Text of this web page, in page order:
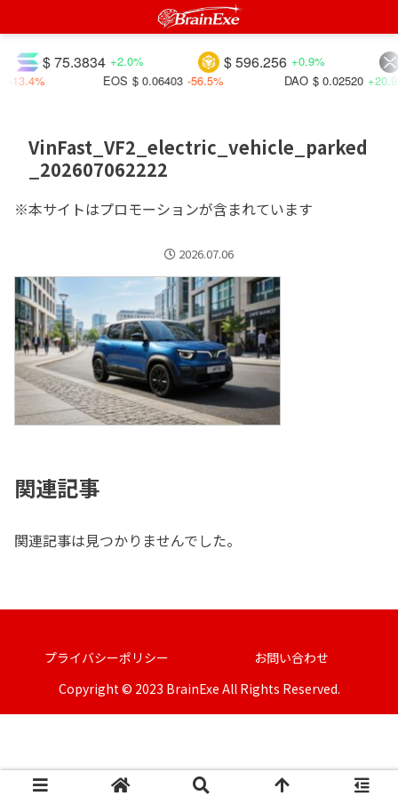
$ 596.256 +0.9%
$ 75.3834 +2.0%
DAO $ 0.02520
EOS $ 0.06403 -56.5%
-13.4%
VinFast_VF2_electric_vehicle_parked
_202607062222
※本サイトはプロモーションが含まれています
2026.07.06
関連記事
関連記事は見つかりませんでした。
プライバシーポリシー
お問い合わせ
Copyright © 2023 BrainExe All Rights Reserved.